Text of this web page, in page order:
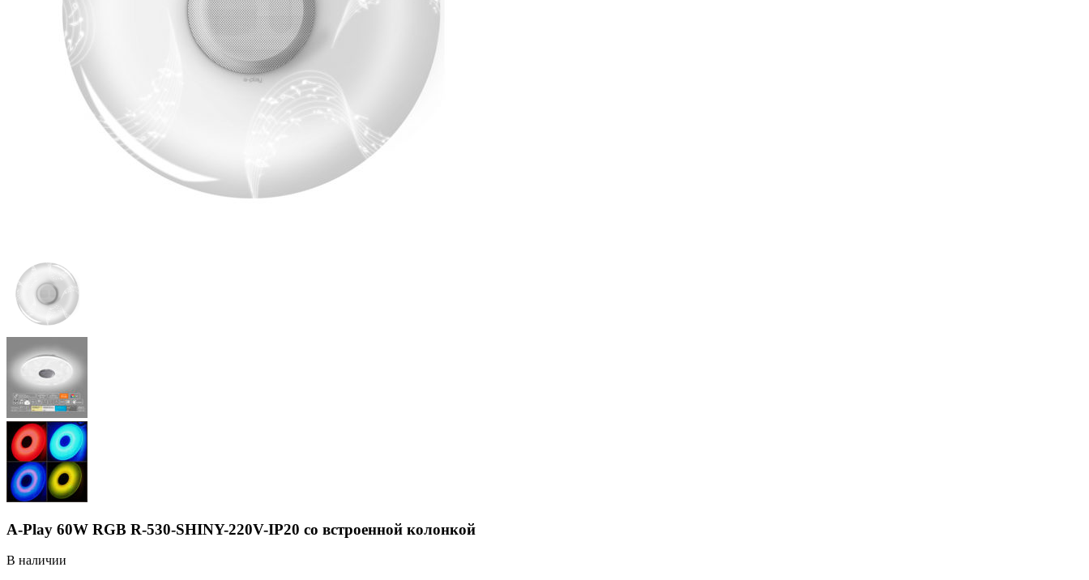
A-Play 60W RGB R-530-SHINY-220V-IP20 со встроенной колонкой
В наличии